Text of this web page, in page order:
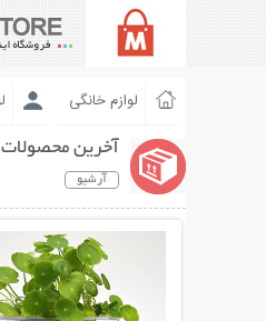
لوازم خانگی
آخرین محصولات
آرشیو